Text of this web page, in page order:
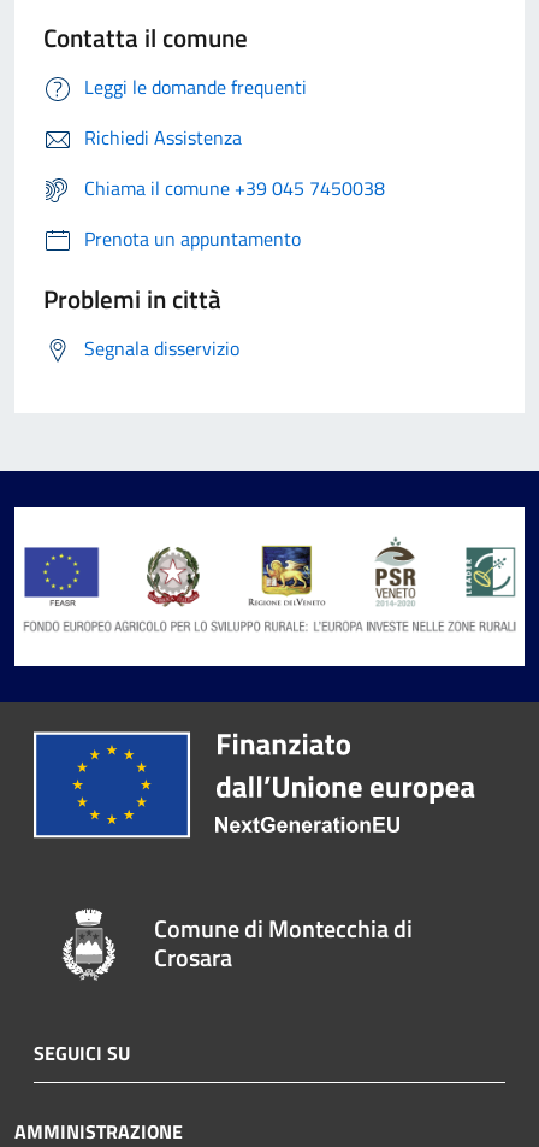
Contatta il comune
Leggi le domande frequenti
Richiedi Assistenza
Chiama il comune +39 045 7450038
Prenota un appuntamento
Problemi in città
Segnala disservizio
Comune di Montecchia di
Crosara
SEGUICI SU
AMMINISTRAZIONE